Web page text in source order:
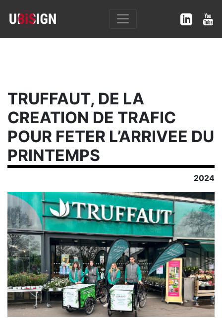
TRUFFAUT, DE LA
CREATION DE TRAFIC
POUR FETER L’ARRIVEE DU
PRINTEMPS
2024